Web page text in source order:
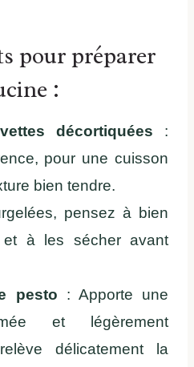
pour préparer
:
décortiquées :
pour une cuisson
bien tendre.
pensez à bien
et à les sécher avant
pesto : Apporte une
et légèrement
délicatement la